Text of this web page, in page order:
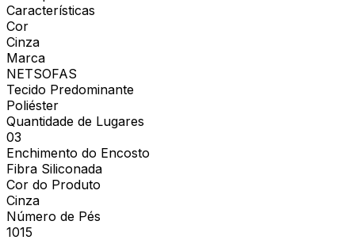
Características
Cor
Cinza
Marca
NETSOFAS
Tecido Predominante
Poliéster
Quantidade de Lugares
03
Enchimento do Encosto
Fibra Siliconada
Cor do Produto
Cinza
Número de Pés
1015